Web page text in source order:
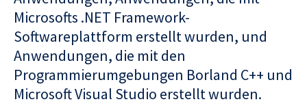
Microsofts .NET Framework-
Softwareplattform erstellt wurden, und
Anwendungen, die mit den
Programmierumgebungen Borland C++ und
Microsoft Visual Studio erstellt wurden.